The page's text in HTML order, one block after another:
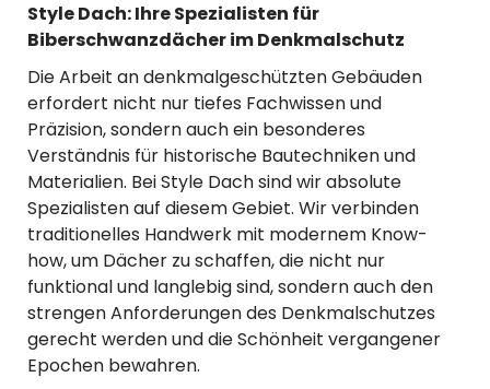
Style Dach: Ihre Spezialisten für
Biberschwanzdächer im Denkmalschutz
Die Arbeit an denkmalgeschützten Gebäuden
erfordert nicht nur tiefes Fachwissen und
Präzision, sondern auch ein besonderes
Verständnis für historische Bautechniken und
Materialien. Bei Style Dach sind wir absolute
Spezialisten auf diesem Gebiet. Wir verbinden
traditionelles Handwerk mit modernem Know-
how, um Dächer zu schaffen, die nicht nur
funktional und langlebig sind, sondern auch den
strengen Anforderungen des Denkmalschutzes
gerecht werden und die Schönheit vergangener
Epochen bewahren.